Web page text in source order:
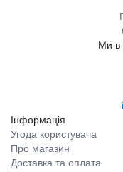
Ми в
Інформація
Угода користувача
Про магазин
Доставка та оплата